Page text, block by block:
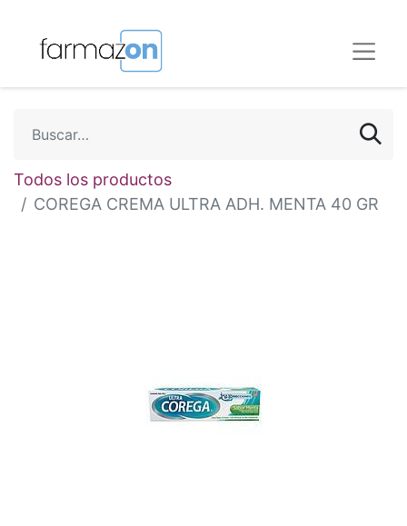
Todos los productos
COREGA CREMA ULTRA ADH. MENTA 40 GR